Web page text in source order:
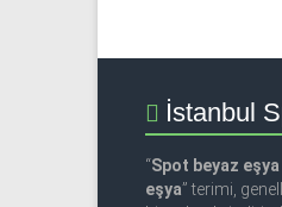
İstanbul
“Spot beyaz
eşya” terimi,